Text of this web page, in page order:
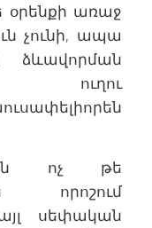
օրենքի առաջ
չունի, ապա
ձևավորման
ուղու
ոչ թե
որոշում
այլ սեփական